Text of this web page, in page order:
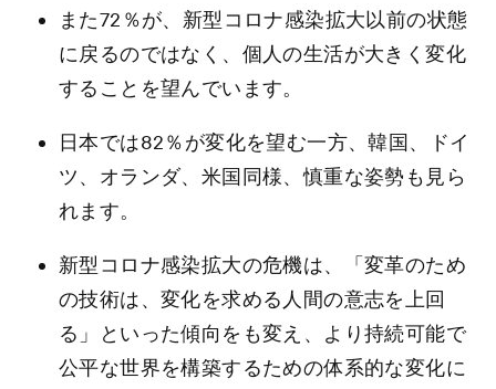
また72％が、新型コロナ感染拡大以前の状態
に戻るのではなく、個人の生活が大きく変化
することを望んでいます。
日本では82％が変化を望む一方、韓国、ドイ
ツ、オランダ、米国同様、慎重な姿勢も見ら
れます。
新型コロナ感染拡大の危機は、「変革のため
の技術は、変化を求める人間の意志を上回
る」といった傾向をも変え、より持続可能で
公平な世界を構築するための体系的な変化に